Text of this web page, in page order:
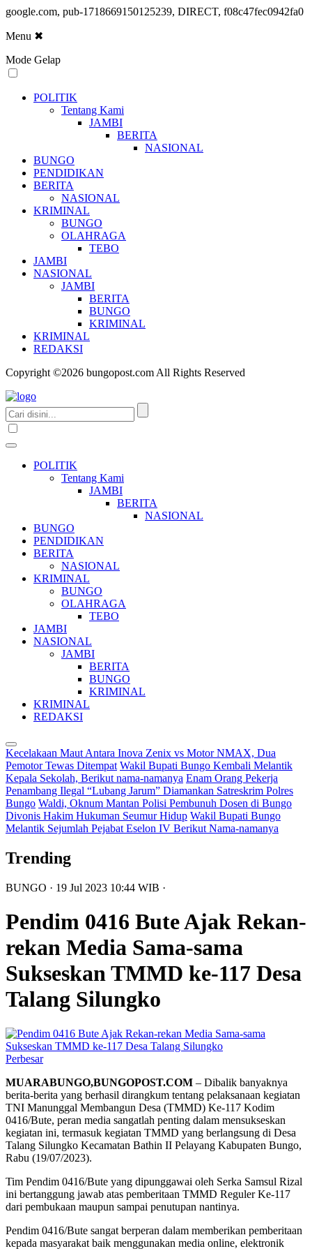
google.com, pub-1718669150125239, DIRECT, f08c47fec0942fa0
Menu ✖
Mode Gelap
POLITIK
Tentang Kami
JAMBI
BERITA
NASIONAL
BUNGO
PENDIDIKAN
BERITA
NASIONAL
KRIMINAL
BUNGO
OLAHRAGA
TEBO
JAMBI
NASIONAL
JAMBI
BERITA
BUNGO
KRIMINAL
KRIMINAL
REDAKSI
Copyright ©2026 bungopost.com All Rights Reserved
POLITIK
Tentang Kami
JAMBI
BERITA
NASIONAL
BUNGO
PENDIDIKAN
BERITA
NASIONAL
KRIMINAL
BUNGO
OLAHRAGA
TEBO
JAMBI
NASIONAL
JAMBI
BERITA
BUNGO
KRIMINAL
KRIMINAL
REDAKSI
Kecelakaan Maut Antara Inova Zenix vs Motor NMAX, Dua
Pemotor Tewas Ditempat Wakil Bupati Bungo Kembali Melantik
Kepala Sekolah, Berikut nama-namanya Enam Orang Pekerja
Penambang Ilegal “Lubang Jarum” Diamankan Satreskrim Polres
Bungo Waldi, Oknum Mantan Polisi Pembunuh Dosen di Bungo
Divonis Hakim Hukuman Seumur Hidup Wakil Bupati Bungo
Melantik Sejumlah Pejabat Eselon IV Berikut Nama-namanya
Trending
BUNGO · 19 Jul 2023 10:44 WIB ·
Pendim 0416 Bute Ajak Rekan-
rekan Media Sama-sama
Sukseskan TMMD ke-117 Desa
Talang Silungko
Perbesar
MUARABUNGO,BUNGOPOST.COM – Dibalik banyaknya
berita-berita yang berhasil dirangkum tentang pelaksanaan kegiatan
TNI Manunggal Membangun Desa (TMMD) Ke-117 Kodim
0416/Bute, peran media sangatlah penting dalam mensukseskan
kegiatan ini, termasuk kegiatan TMMD yang berlangsung di Desa
Talang Silungko Kecamatan Bathin II Pelayang Kabupaten Bungo,
Rabu (19/07/2023).
Tim Pendim 0416/Bute yang dipunggawai oleh Serka Samsul Rizal
ini bertanggung jawab atas pemberitaan TMMD Reguler Ke-117
dari pembukaan maupun sampai penutupan nantinya.
Pendim 0416/Bute sangat berperan dalam memberikan pemberitaan
kepada masyarakat baik menggunakan media online, elektronik